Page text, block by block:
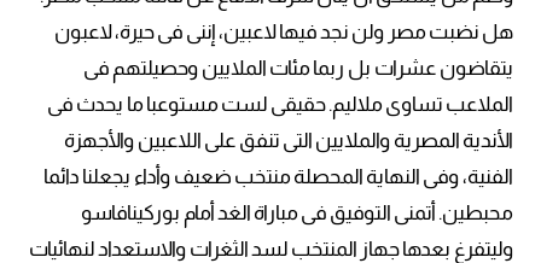
هل نضبت مصر ولن نجد فيها لاعبين، إننى فى حيرة، لاعبون
يتقاضون عشرات بل ربما مئات الملايين وحصيلتهم فى
الملاعب تساوى ملاليم. حقيقى لست مستوعبا ما يحدث فى
الأندية المصرية والملايين التى تنفق على اللاعبين والأجهزة
الفنية، وفى النهاية المحصلة منتخب ضعيف وأداء يجعلنا دائما
محبطين. أتمنى التوفيق فى مباراة الغد أمام بوركينافاسو
وليتفرغ بعدها جهاز المنتخب لسد الثغرات والاستعداد لنهائيات